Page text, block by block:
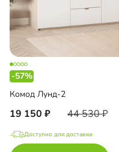
-57%
Комод Лунд-2
19 150 44 530
Доступно для доставки